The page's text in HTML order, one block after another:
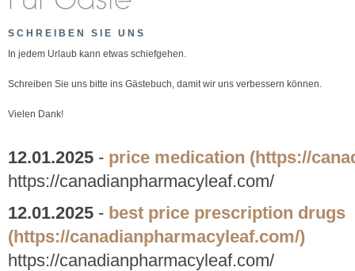
SCHREIBEN SIE UNS
In jedem Urlaub kann etwas schiefgehen.
Schreiben Sie uns bitte ins Gästebuch, damit wir uns verbessern können.
Vielen Dank!
12.01.2025 - price medication (https://
https://canadianpharmacyleaf.com/
12.01.2025 - best price prescription drugs
(https://canadianpharmacyleaf.com/)
https://canadianpharmacyleaf.com/